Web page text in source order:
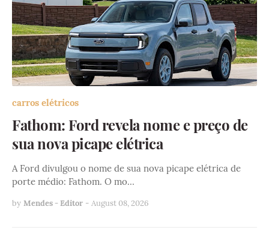
carros elétricos
Fathom: Ford revela nome e preço de
sua nova picape elétrica
A Ford divulgou o nome de sua nova picape elétrica de
porte médio: Fathom. O mo…
by Mendes - Editor - August 08, 2026